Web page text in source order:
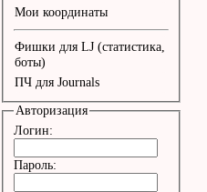
Мои координаты
Фишки для LJ (статистика,
боты)
ПЧ для Journals
Авторизация
Логин:
Пароль: